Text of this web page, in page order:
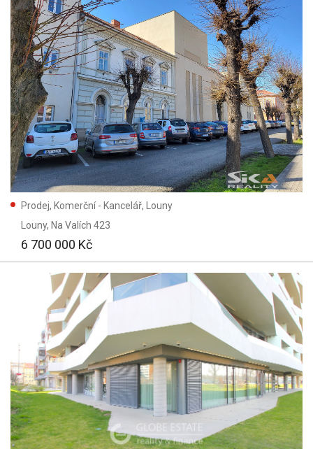
Prodej, Komerční - Kancelář, Louny
Louny, Na Valích 423
6 700 000 Kč